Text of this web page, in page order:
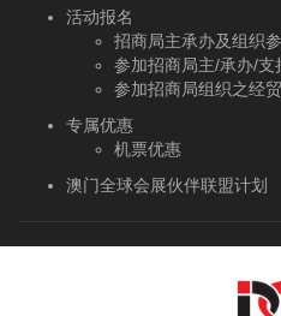
活动报名
招商局主承办及组织
参加招商局主/承办/支
参加招商局组织之经
专属优惠
机票优惠
澳门全球会展伙伴联盟计划